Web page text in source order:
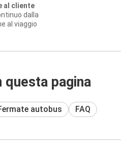
al cliente
dalla
al viaggio
questa pagina
autobus FAQ